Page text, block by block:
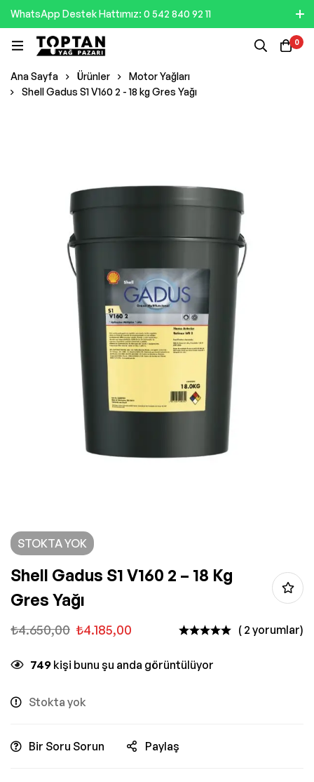
WhatsApp Destek Hattımız: 0 542 840 92 11
0
Ana Sayfa Ürünler
Motor Yağları
Shell Gadus S1 V160 2 - 18 kg Gres Yağı
STOKTA YOK
Shell Gadus S1 V160 2 – 18 Kg
Gres Yağı
₺4.650,00 ₺4.185,00 ( 2 yorumlar)
749 kişi bunu şu anda görüntülüyor
Stokta yok
Bir Soru Sorun Paylaş